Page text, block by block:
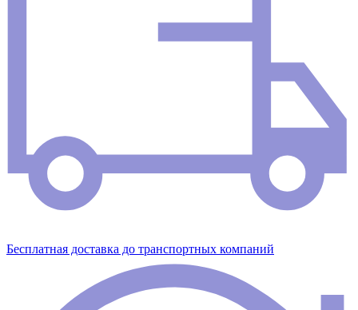
Бесплатная доставка до транспортных компаний